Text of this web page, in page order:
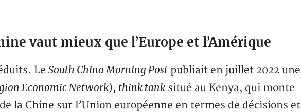
vaut mieux que l’Europe et l’Amérique
Le South China Morning Postpubliait en juillet 2022 une
Economic Network), think tanksitué au Kenya, qui monte
la Chine sur l’Union européenne en termes de décisions et